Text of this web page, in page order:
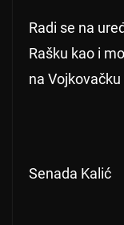
Radi se na
Rašku kao i
na
Senada Kalić